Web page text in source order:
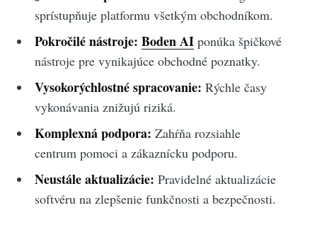
sprístupňuje platformu všetkým obchodníkom.
Pokročilé nástroje: Boden AIponúka špičkové
nástroje pre vynikajúce obchodné poznatky.
Vysokorýchlostné spracovanie: Rýchle časy
vykonávania znižujú riziká.
Komplexná podpora: Zahŕňa rozsiahle
centrum pomoci a zákaznícku podporu.
Neustále aktualizácie: Pravidelné aktualizácie
softvéru na zlepšenie funkčnosti a bezpečnosti.